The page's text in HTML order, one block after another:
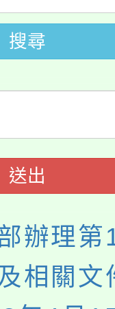
舉行。
享有免
收入戶
可洽有
及科技
習
入校路
專業人
搜尋
送出
辦理第
相關文